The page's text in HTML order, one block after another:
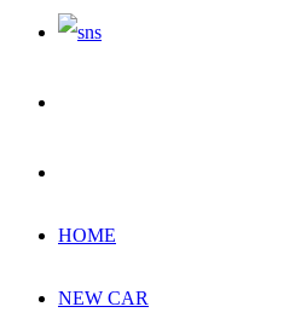
HOME
NEW CAR